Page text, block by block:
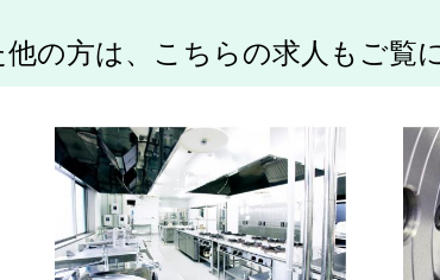
の方は、こちらの求人もご覧